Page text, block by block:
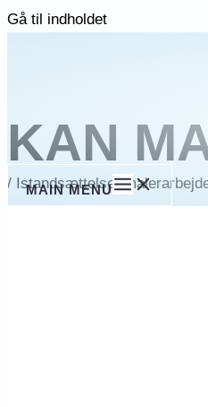
Gå til indholdet
MAIN MENU
KAN
/ Istandsættelse,